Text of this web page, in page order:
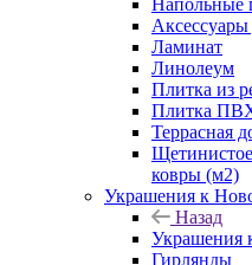
Напольные
Ламинат
Линолеум
Плитка из
Плитка
Террасная
ковры (м2)
Украшения к
Назад
Украшения
Гирлянды